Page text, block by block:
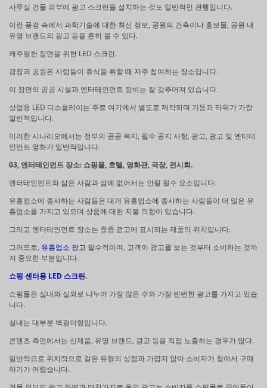
사무실 건물 외부에 광고 스크린을 설치하는 것도 일반적인 관행입니다.
이런 풍경 속에서 과학기술에 대한 최신 정보, 공원의 건축이나 홍보물, 공원 내
유명 브랜드의 광고 등을 흔히 볼 수 있다.
캐주얼한 장면을 위한 LED 스크린.
광장과 공원은 사람들이 휴식을 취할 때 자주 참여하는 장소입니다.
이 장면의 공공 시설과 엔터테인먼트 장비는 잘 갖추어져 있습니다.
상업용 LED 디스플레이는 주로 여기에서 별도로 제작되며 기둥과 타워가 가장
일반적입니다.
이러한 시나리오에서는 정부의 공공 복지, 필수 공지 사항, 광고, 광고 및 엔터테
인먼트 영화가 일반적입니다.
03, 엔터테인먼트 장소: 쇼핑몰, 호텔, 영화관, 극장, 전시회.
엔터테인먼트와 삶은 사람과 삶에 없어서는 안될 필수 요소입니다.
유흥업소에 종사하는 사람들은 대개 유흥업소에 종사하는 사람들이 더 많은 유
흥업소를 가지고 있으며 상품에 대한 지불 의향이 있습니다.
그리고 엔터테인먼트 장소는 종종 광고에 표시되는 제품의 위치입니다.
그러므로, 유흥업소 광고 필수적이며, 고객이 광고를 보는 것부터 소비하는 것까
지 중요한 부분입니다.
쇼핑 센터용 LED 스크린.
쇼핑몰은 실내와 실외로 나누어 가장 많은 수와 가장 빈번한 광고를 가지고 있습
니다.
실내는 대부분 벽걸이형입니다.
콘텐츠 측면에서는 신제품, 유명 브랜드, 광고 등을 직접 노출하는 경우가 많다.
일반적으로 위치적으로 같은 유형의 상점과 가깝지 않아 소비자가 찾아서 구매
하기가 어렵습니다.